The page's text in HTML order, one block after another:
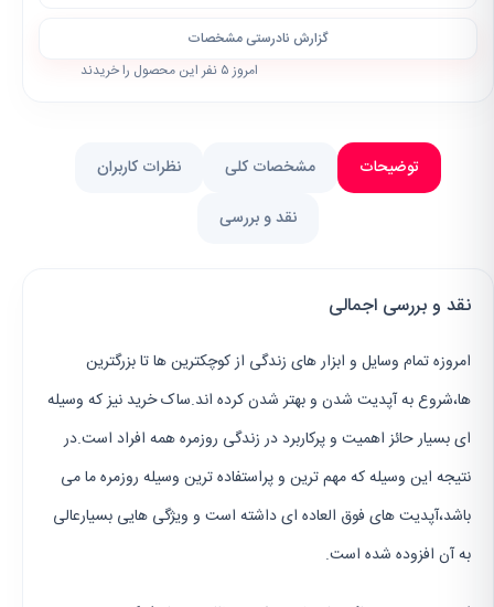
گزارش نادرستی مشخصات
امروز ۵ نفر این محصول را خریدند
توضیحات مشخصات کلی
نظرات کاربران
نقد و بررسی
نقد و بررسی اجمالی
امروزه تمام وسایل و ابزار های زندگی از کوچکترین ها تا بزرگترین
ها،شروع به آپدیت شدن و بهتر شدن کرده اند.ساک خرید نیز که وسیله
ای بسیار حائز اهمیت و پرکاربرد در زندگی روزمره همه افراد است.در
نتیجه این وسیله که مهم ترین و پراستفاده ترین وسیله روزمره ما می
باشد،آپدیت های فوق العاده ای داشته است و ویژگی هایی بسیارعالی
به آن افزوده شده است.